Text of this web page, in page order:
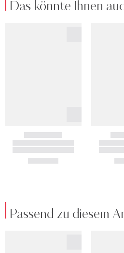
Das könnte Ihnen
Passend zu diesem